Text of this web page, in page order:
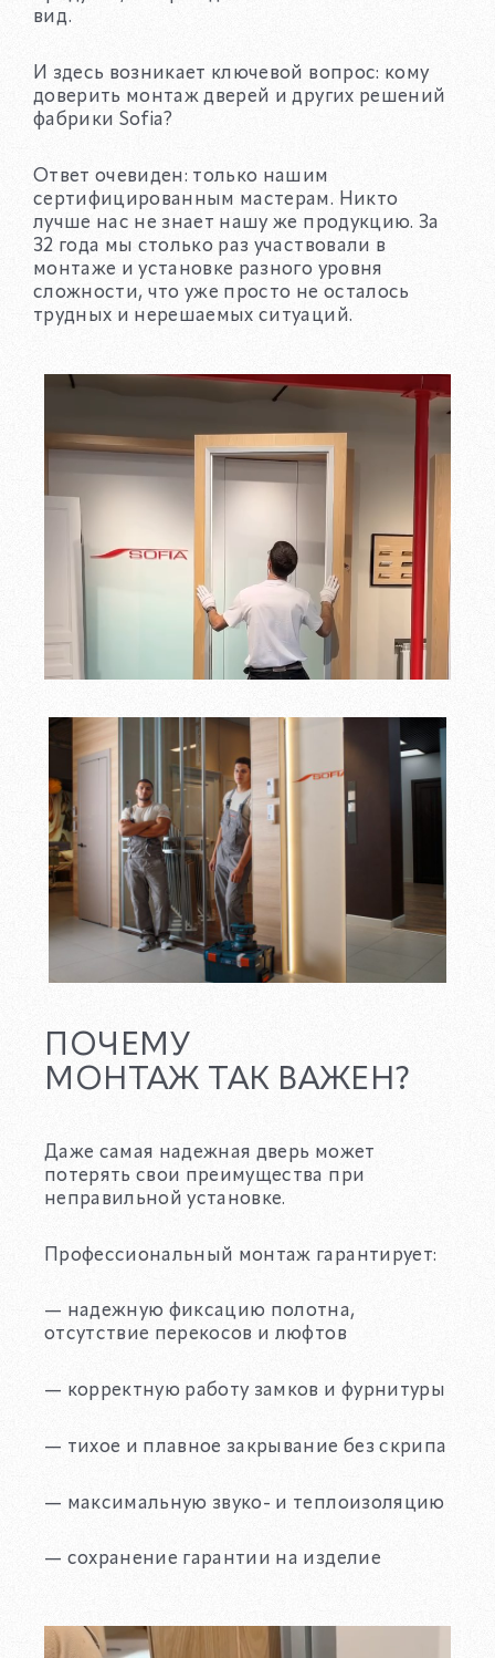
вид.
И здесь возникает ключевой вопрос: кому
доверить монтаж дверей и других решений
фабрики Sofia?
Ответ очевиден: только нашим
сертифицированным мастерам. Никто
лучше нас не знает нашу же продукцию. За
32 года мы столько раз участвовали в
монтаже и установке разного уровня
сложности, что уже просто не осталось
трудных и нерешаемых ситуаций.
ПОЧЕМУ
МОНТАЖ ТАК ВАЖЕН?
Даже самая надежная дверь может
потерять свои преимущества при
неправильной установке.
Профессиональный монтаж гарантирует:
— надежную фиксацию полотна,
отсутствие перекосов и люфтов
— корректную работу замков и фурнитуры
— тихое и плавное закрывание без скрипа
— максимальную звуко- и теплоизоляцию
— сохранение гарантии на изделие